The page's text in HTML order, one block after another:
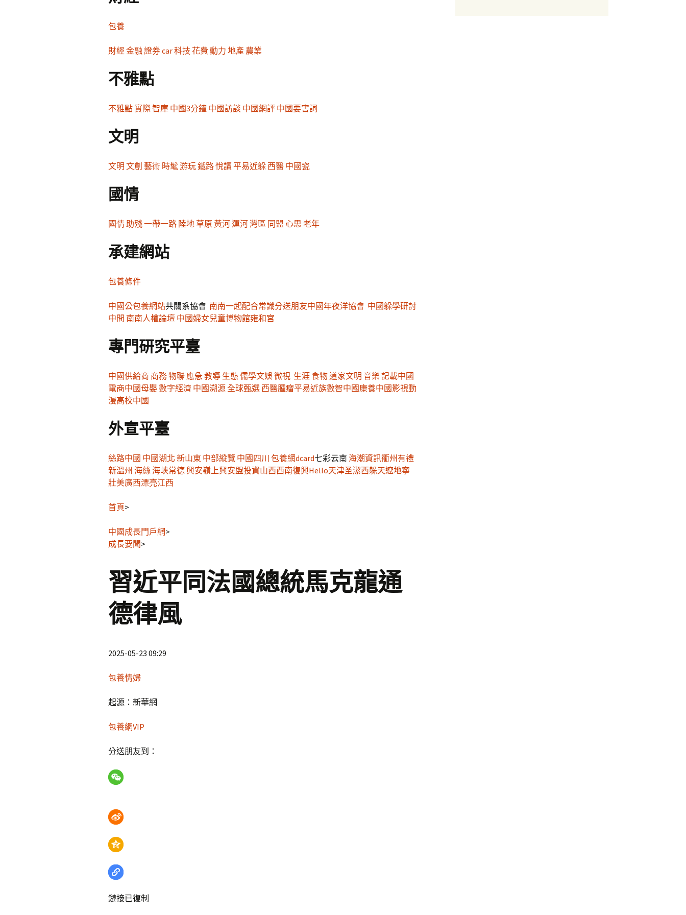
包養
財經金融 證券car科技 花費 動力 地產 農業
不雅點
不雅點實際智庫 中國3分鐘 中國訪談 中國網評 中國要害詞
文明
文明 文創 藝術 時髦 游玩鐵路悅讀平易近躲 西醫 中國瓷
國情
國情助殘一帶一路 陸地草原 黃河運河灣區 同盟 心思 老年
承建網站
包養條件
中國公包養網站共關系協會 南南一起配合常識分送朋友中國年夜洋協會 中國躲學研討
中間 南南人權論壇 中國婦女兒童博物館雍和宮
專門研究平臺
中國供給商 商務物聯 應急教導 生態 儒學文娛微視 生涯 食物道家文明 音樂記載中國
電商中國母嬰數字經濟 中國溯源全球甄選 西醫腫瘤平易近族數智中國康養中國影視動
漫高校中國
外宣平臺
絲路中國 中國湖北 新山東 中部縱覽 中國四川 包養網dcard七彩云南 海潮資訊衢州有禮
新溫州 海絲 海峽常德興安嶺上興安盟投資山西西南復興Hello天津圣潔西躲天遼地寧
壯美廣西漂亮江西
首頁>
中國成長門戶網>
成長要聞>
習近平同法國總統馬克龍通
德律風
2025-05-23 09:29
包養情婦
起源：新華網
包養網VIP
分送朋友到：
鏈接已復制